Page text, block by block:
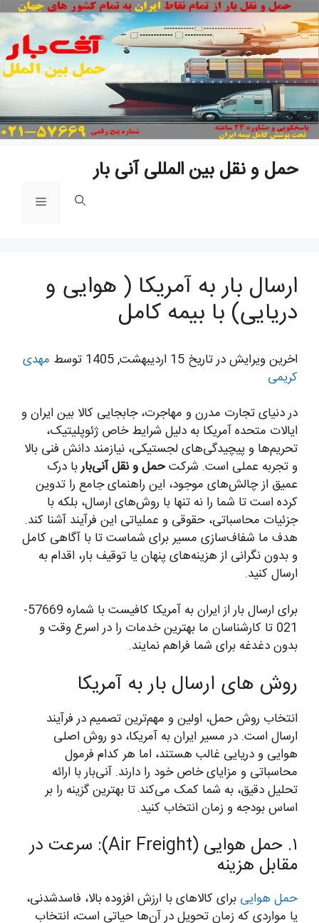
حمل و نقل بین المللی آنی بار
فهرست
ارسال بار به آمریکا ( هوایی و
دریایی) با بیمه کامل
اخرین ویرایش در تاریخ 15 اردیبهشت, 1405 توسط
مهدی
کریمی
در دنیای تجارت مدرن و مهاجرت، جابجایی کالا بین ایران و
ایالات متحده آمریکا به دلیل شرایط خاص ژئوپلیتیک،
تحریم‌ها و پیچیدگی‌های لجستیکی، نیازمند دانش فنی بالا
و تجربه عملی است. شرکتحمل و نقل آنی‌باربا درک
عمیق از چالش‌های موجود، این راهنمای جامع را تدوین
کرده است تا شما را نه تنها با روش‌های ارسال، بلکه با
جزئیات محاسباتی، حقوقی و عملیاتی این فرآیند آشنا کند.
هدف ما شفاف‌سازی مسیر برای شماست تا با آگاهی کامل
و بدون نگرانی از هزینه‌های پنهان یا توقیف بار، اقدام به
ارسال کنید.
برای ارسال بار از ایران به آمریکا کافیست با شماره 57669-
021 تا کارشناسان ما بهترین خدمات را در اسرع وقت و
بدون دغدغه برای شما فراهم نمایند.
روش های ارسال بار به آمریکا
انتخاب روش حمل، اولین و مهم‌ترین تصمیم در فرآیند
ارسال است. در مسیر ایران به آمریکا، دو روش اصلی
هوایی و دریایی غالب هستند، اما هر کدام فرمول
محاسباتی و مزایای خاص خود را دارند. آنی‌بار با ارائه
تحلیل دقیق، به شما کمک می‌کند تا بهترین گزینه را بر
اساس بودجه و زمان انتخاب کنید.
۱. حمل هوایی (Air Freight): سرعت در
مقابل هزینه
حمل هوایی برای کالاهای با ارزش افزوده بالا، فاسدشدنی،
یا مواردی که زمان تحویل در آن‌ها حیاتی است، انتخاب